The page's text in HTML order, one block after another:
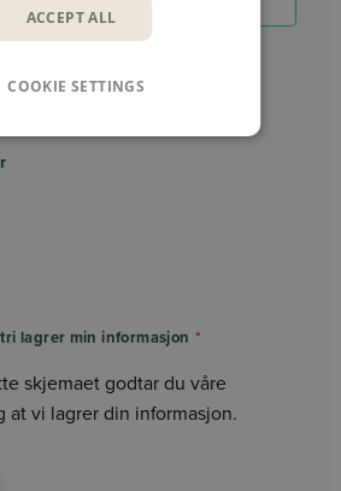
lagrer min informasjon *
skjemaet godtar du våre
at vi lagrer din informasjon.
ACCEPT ALL
COOKIE SETTINGS